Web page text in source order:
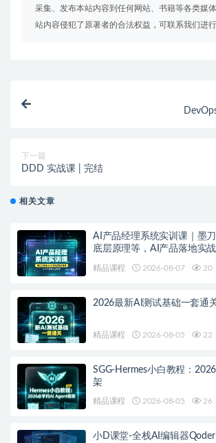
采集、发布本站内容到任何网站、书籍等各类媒
站内容侵犯了原著者的合法权益，可联系我们进行
下一篇
DDD 实战课 | 完结
相关文章
AI产品经理系统实训课｜墨
底层原理等，AI产品落地实
精品课程 2026-08-07 20
2026最新AI测试基础一套通
精品课程 2026-08-05 22
SGG-Hermes小白教程：
架
精品课程 2026-08-05 26
小D课堂-全栈AI编辑器